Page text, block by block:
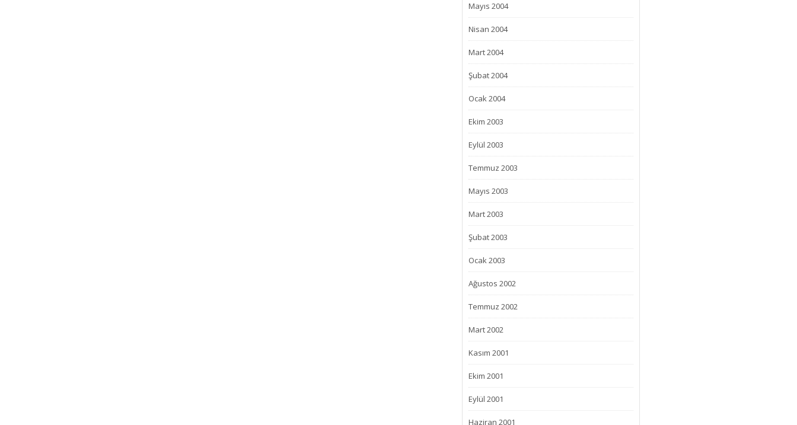
Mayıs 2004
Nisan 2004
Mart 2004
Şubat 2004
Ocak 2004
Ekim 2003
Eylül 2003
Temmuz 2003
Mayıs 2003
Mart 2003
Şubat 2003
Ocak 2003
Ağustos 2002
Temmuz 2002
Mart 2002
Kasım 2001
Ekim 2001
Eylül 2001
Haziran 2001